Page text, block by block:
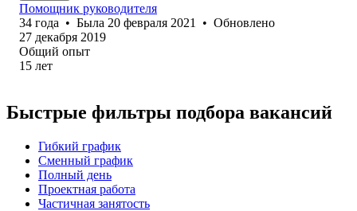
Помощник руководителя
34 года • Была 20 февраля 2021 • Обновлено
27 декабря 2019
Общий опыт
15 лет
Быстрые фильтры подбора вакансий
Гибкий график
Сменный график
Полный день
Проектная работа
Частичная занятость